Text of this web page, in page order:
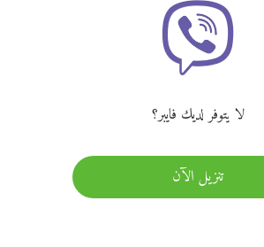
لا يتوفر لديك فايبر؟
تنزيل الآن